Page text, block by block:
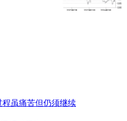
虽痛苦但仍须继续